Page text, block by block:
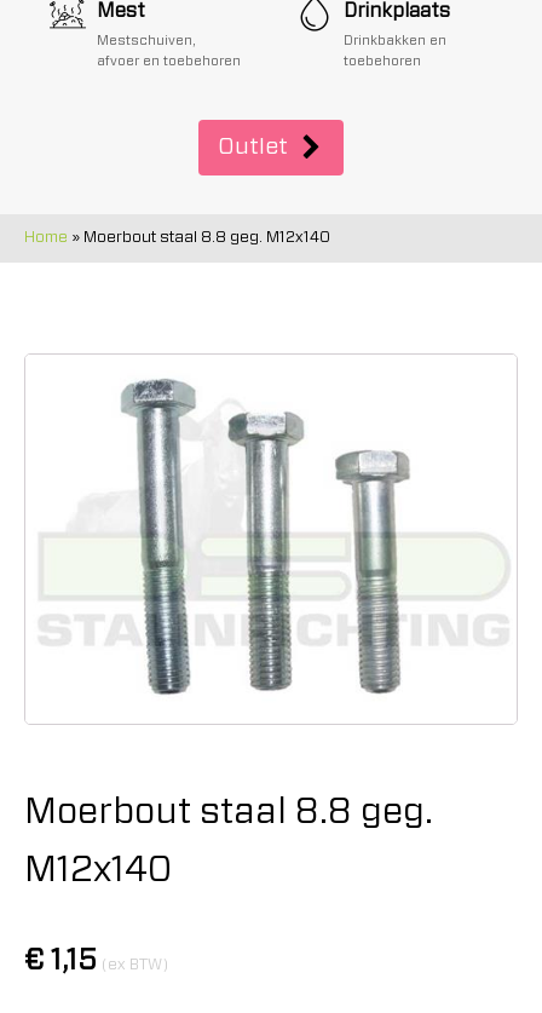
Mest
Mestschuiven,
afvoer en toebehoren
Drinkplaats
Drinkbakken en
toebehoren
Outlet
Home » Moerbout staal 8.8 geg. M12x140
Moerbout staal 8.8 geg.
M12x140
€ 1,15 (ex BTW)